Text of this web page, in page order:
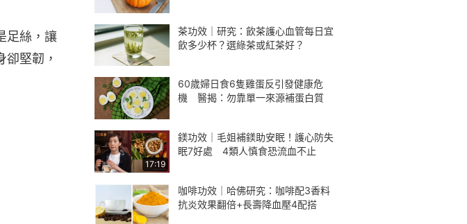
足絲，讓
堅韌，
茶功效｜研究：飲茶護心血管每日宜
飲多少杯？選綠茶或紅茶好？
60歲婦日食6隻雞蛋反引發健康危
機 醫揭：勿靠單一來源補蛋白質
17:19
鎂功效｜毛姐補鎂助安眠！護心防失
眠7好處 4類人慎食恐流血不止
咖啡功效｜哈佛研究：咖啡配3香料
抗炎效果翻倍+長壽降血壓4配搭